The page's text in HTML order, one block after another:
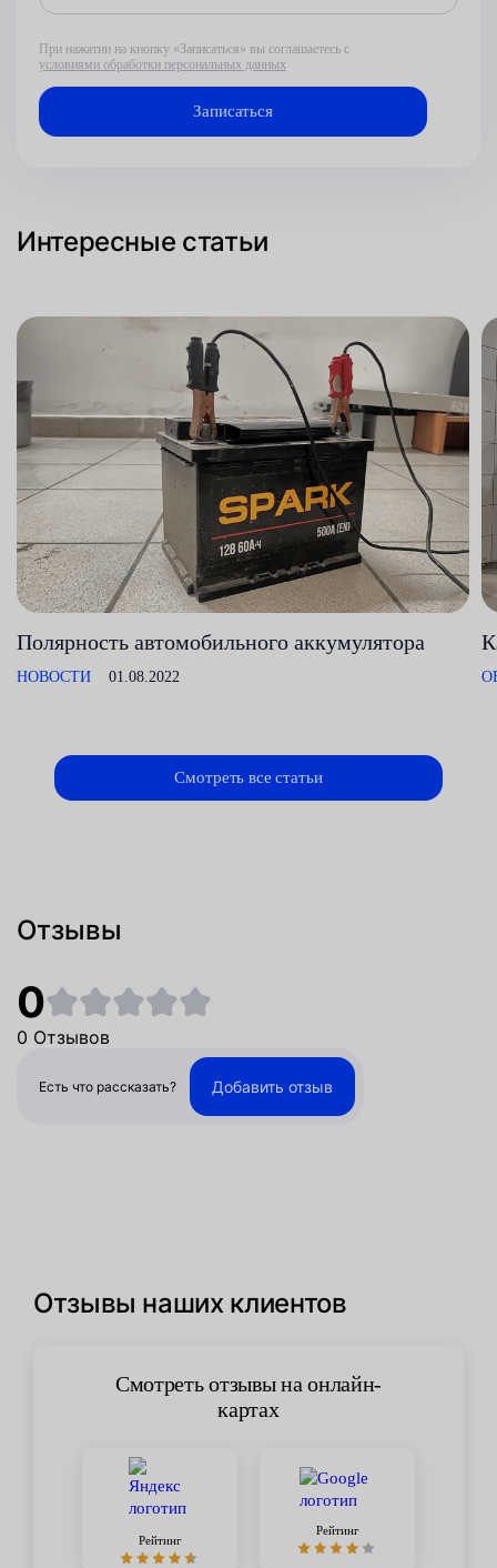
При нажатии на кнопку «Записаться» вы соглашаетесь с
условиями обработки персональных данных
Интересные статьи
Полярность автомобильного аккумулятора
НОВОСТИ 01.08.2022
Смотреть все статьи
Отзывы
0
0 Отзывов
Есть что рассказать? Добавить отзыв
Отзывы наших клиентов
Смотреть отзывы на онлайн-
картах
Рейтинг
Рейтинг